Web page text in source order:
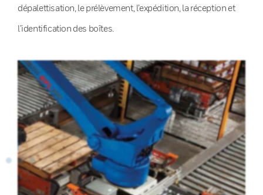
dépalettisation, le prélèvement, l’expédition, la réception et
l’identification des boîtes.